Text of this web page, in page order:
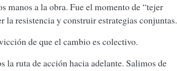
manos a la obra. Fue el momento de “tejer
la resistencia y construir estrategias conjuntas.
de que el cambio es colectivo.
la ruta de acción hacia adelante. Salimos de